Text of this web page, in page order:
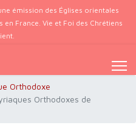
émission des Églises orientales
France. Vie et Foi des Chrétiens
Orthodoxe
Orthodoxes de